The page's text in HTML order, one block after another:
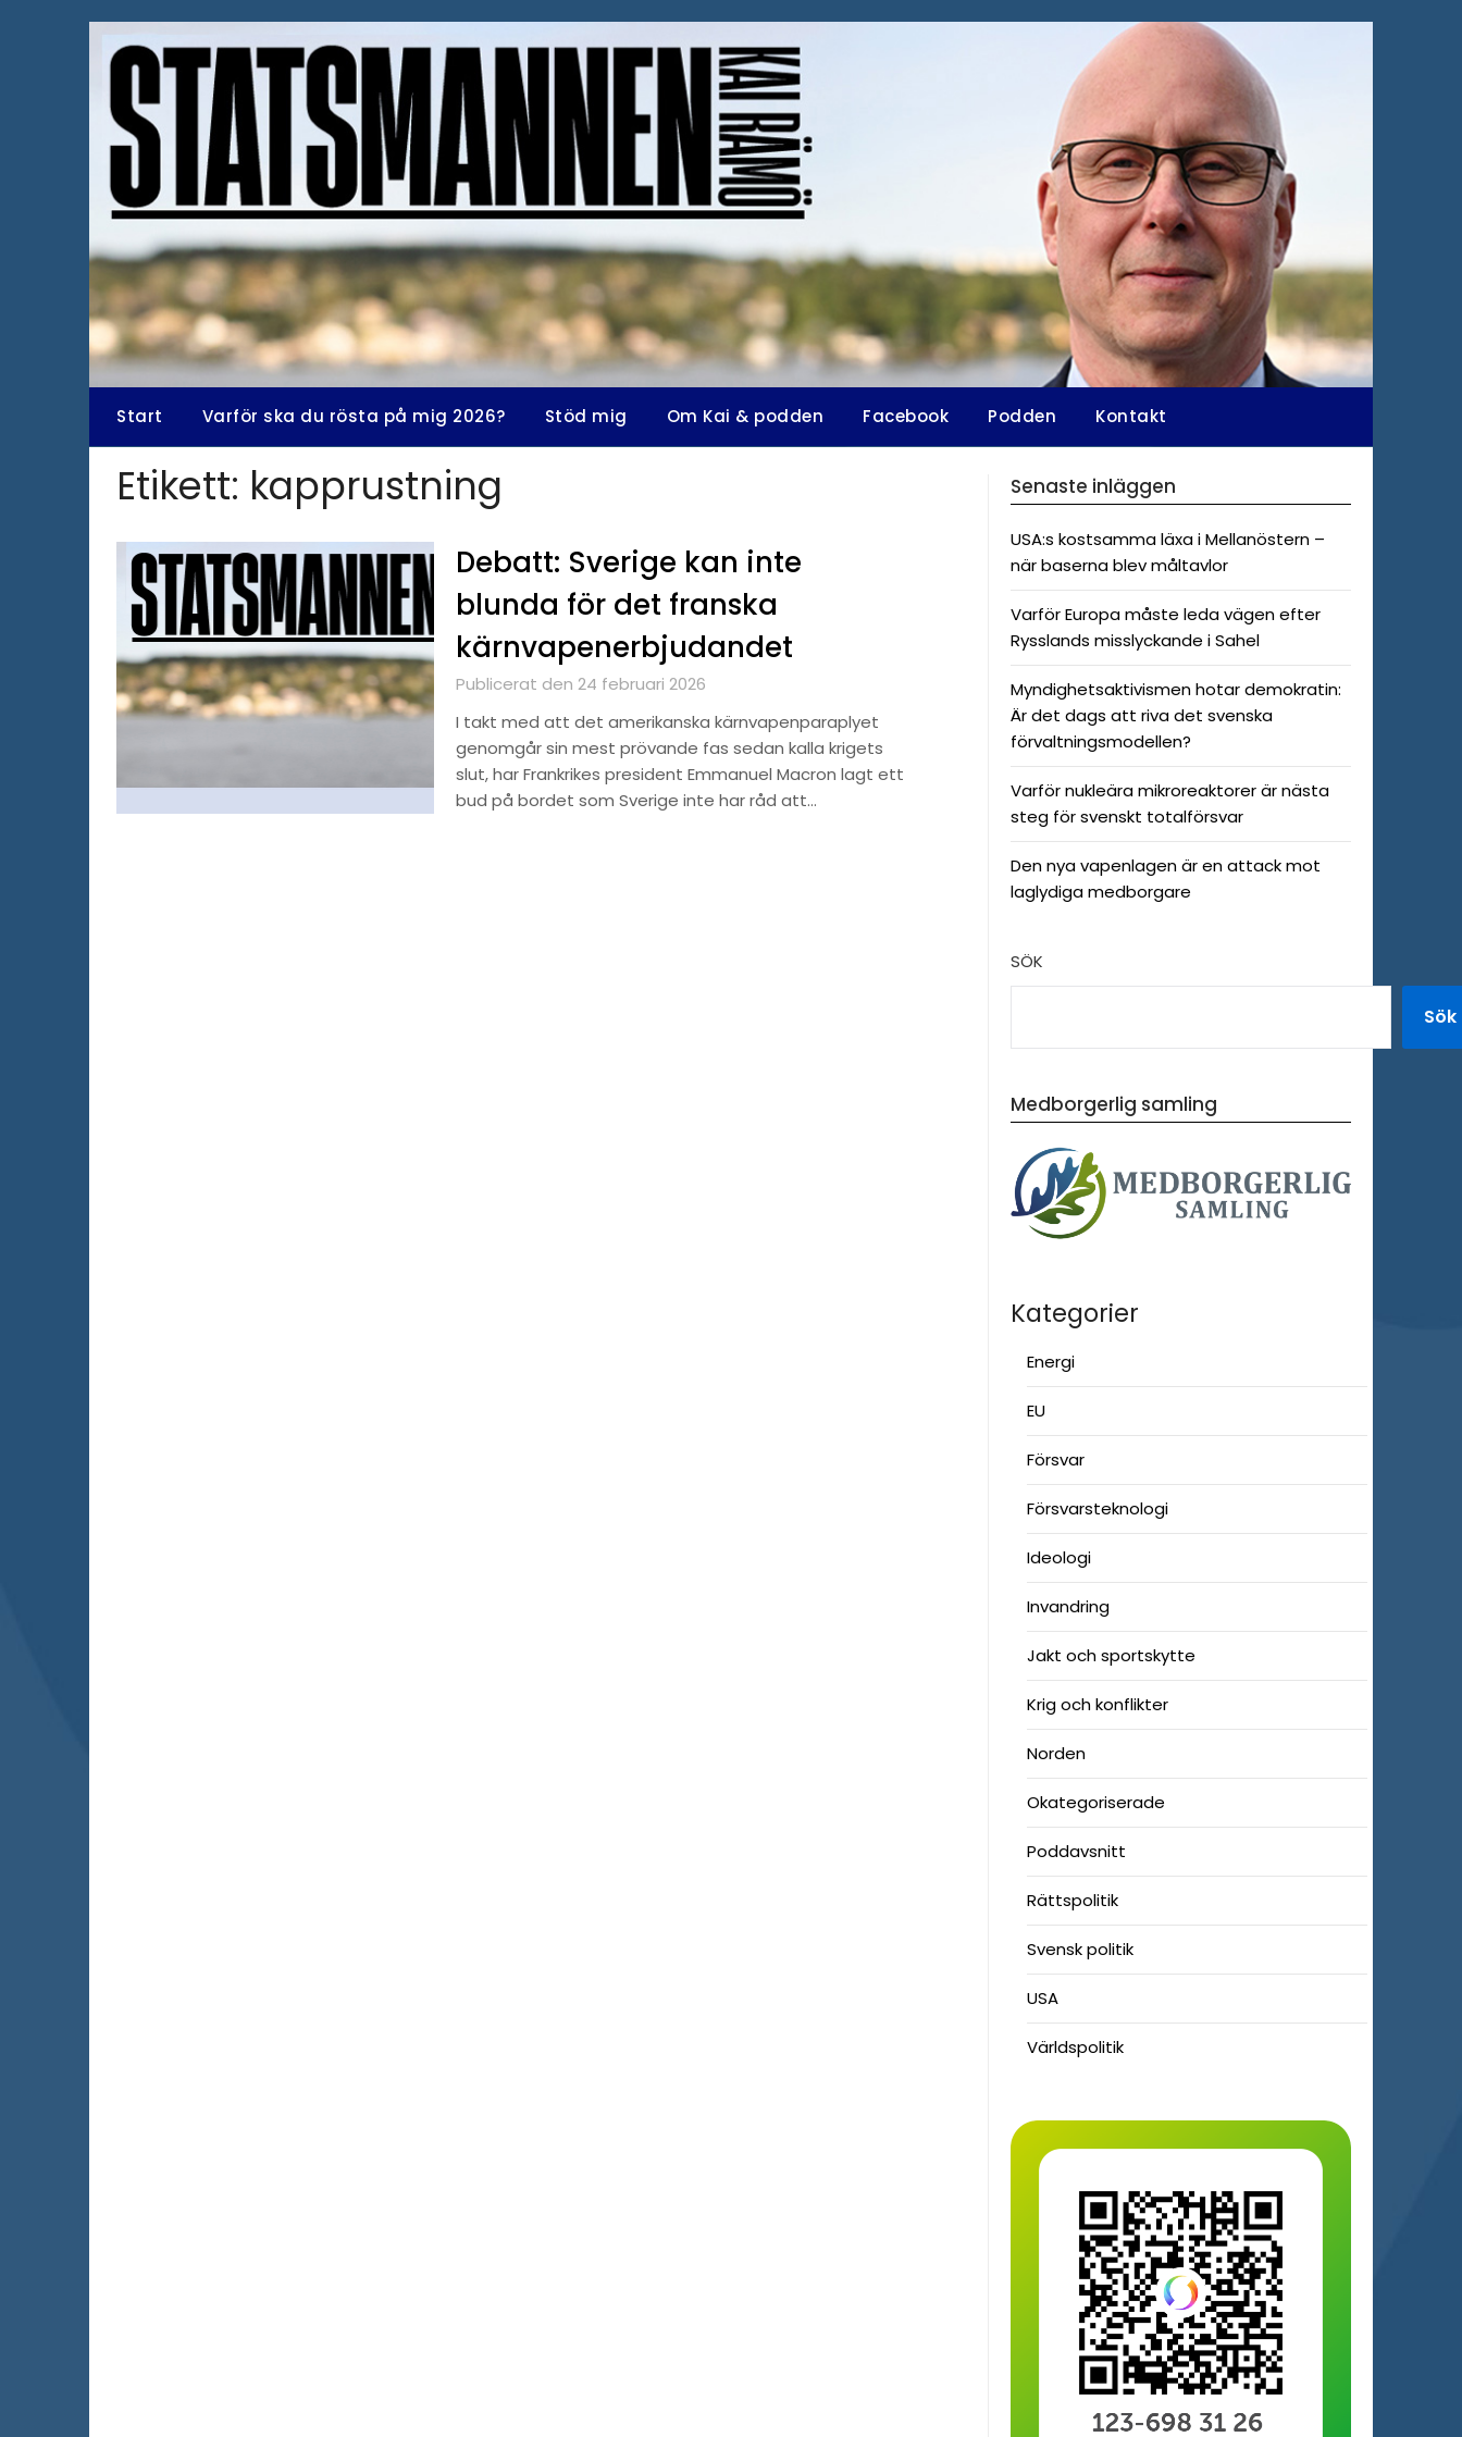
Start Varför ska du rösta på mig 2026? Stöd mig Om Kai & podden Facebook Podden Kontakt
Etikett: kapprustning
Debatt: Sverige kan inte
blunda för det franska
kärnvapenerbjudandet
Publicerat den 24 februari 2026
I takt med att det amerikanska kärnvapenparaplyet
genomgår sin mest prövande fas sedan kalla krigets
slut, har Frankrikes president Emmanuel Macron lagt ett
bud på bordet som Sverige inte har råd att…
Senaste inläggen
USA:s kostsamma läxa i Mellanöstern –
när baserna blev måltavlor
Varför Europa måste leda vägen efter
Rysslands misslyckande i Sahel
Myndighetsaktivismen hotar demokratin:
Är det dags att riva det svenska
förvaltningsmodellen?
Varför nukleära mikroreaktorer är nästa
steg för svenskt totalförsvar
Den nya vapenlagen är en attack mot
laglydiga medborgare
SÖK
Sök
Medborgerlig samling
Kategorier
Energi
EU
Försvar
Försvarsteknologi
Ideologi
Invandring
Jakt och sportskytte
Krig och konflikter
Norden
Okategoriserade
Poddavsnitt
Rättspolitik
Svensk politik
USA
Världspolitik